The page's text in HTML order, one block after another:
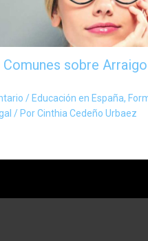
Comunes sobre
/ Educación en España,
/ PorCinthia Cedeño Urbaez